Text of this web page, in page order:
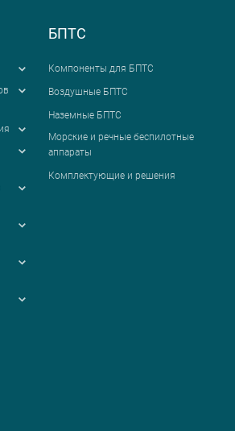
БПТС
Компоненты для БПТС
Воздушные БПТС
Наземные БПТС
Морские и речные беспилотные
аппараты
Комплектующие и решения